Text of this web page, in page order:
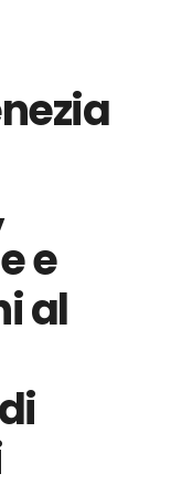
e
al